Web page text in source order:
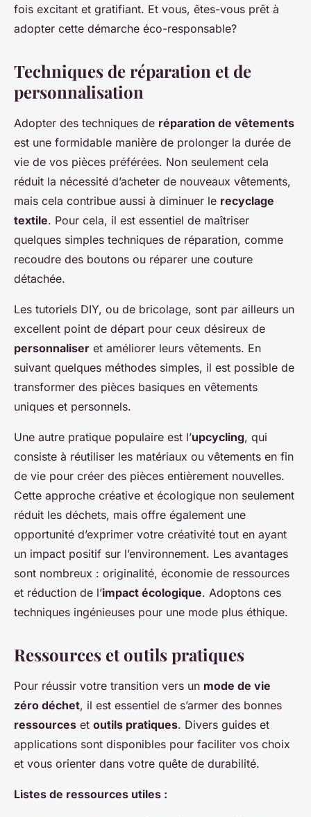
fois excitant et gratifiant. Et vous, êtes-vous prêt à
adopter cette démarche éco-responsable?
Techniques de réparation et de
personnalisation
Adopter des techniques de réparation de vêtements
est une formidable manière de prolonger la durée de
vie de vos pièces préférées. Non seulement cela
réduit la nécessité d’acheter de nouveaux vêtements,
mais cela contribue aussi à diminuer le recyclage
textile. Pour cela, il est essentiel de maîtriser
quelques simples techniques de réparation, comme
recoudre des boutons ou réparer une couture
détachée.
Les tutoriels DIY, ou de bricolage, sont par ailleurs un
excellent point de départ pour ceux désireux de
personnaliser et améliorer leurs vêtements. En
suivant quelques méthodes simples, il est possible de
transformer des pièces basiques en vêtements
uniques et personnels.
Une autre pratique populaire est l’upcycling, qui
consiste à réutiliser les matériaux ou vêtements en fin
de vie pour créer des pièces entièrement nouvelles.
Cette approche créative et écologique non seulement
réduit les déchets, mais offre également une
opportunité d’exprimer votre créativité tout en ayant
un impact positif sur l’environnement. Les avantages
sont nombreux : originalité, économie de ressources
et réduction de l’impact écologique. Adoptons ces
techniques ingénieuses pour une mode plus éthique.
Ressources et outils pratiques
Pour réussir votre transition vers un mode de vie
zéro déchet, il est essentiel de s’armer des bonnes
ressources et outils pratiques. Divers guides et
applications sont disponibles pour faciliter vos choix
et vous orienter dans votre quête de durabilité.
Listes de ressources utiles :